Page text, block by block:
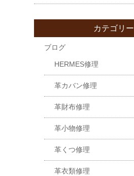
カテゴリー
ブログ
HERMES修理
革カバン修理
革財布修理
革小物修理
革くつ修理
革衣類修理